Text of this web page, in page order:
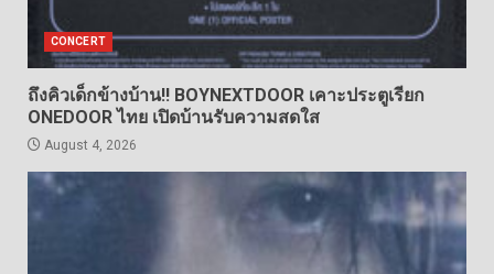
CONCERT
ถึงคิวเด็กข้างบ้าน!! BOYNEXTDOOR เคาะประตูเรียก
ONEDOOR ไทย เปิดบ้านรับความสดใส
August 4, 2026